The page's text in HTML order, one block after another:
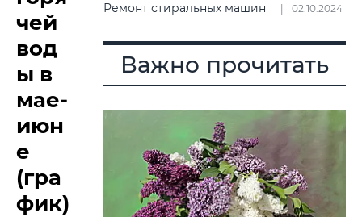
чей
вод
ы в
мае-
июн
е
(гра
фик)
Ремонт стиральных машин 02.10.2024
Важно прочитать